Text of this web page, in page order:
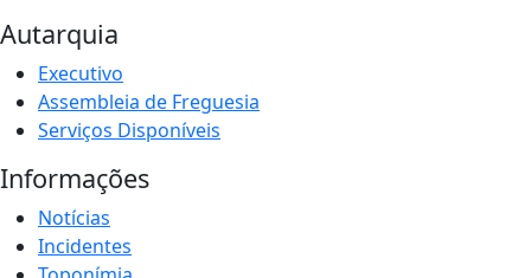
Autarquia
Executivo
Assembleia de Freguesia
Serviços Disponíveis
Informações
Notícias
Incidentes